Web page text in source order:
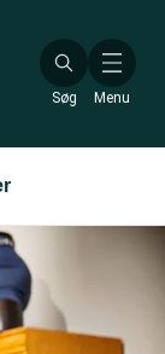
Søg Menu